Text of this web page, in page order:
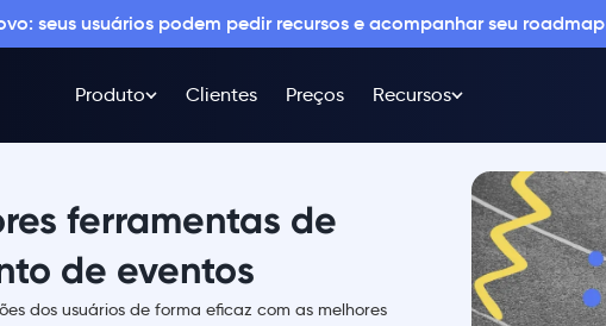
seus usuários podem pedir recursos e acompanhar seu roadmap
Produto Clientes Preços Recursos
ferramentas de
de eventos
dos usuários de forma eficaz com as melhores